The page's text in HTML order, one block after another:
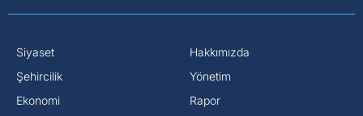
Siyaset
⁠Şehircilik
Ekonomi
Hakkımızda
Yönetim
Rapor